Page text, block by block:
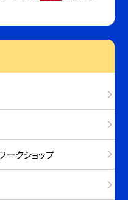
クショップ